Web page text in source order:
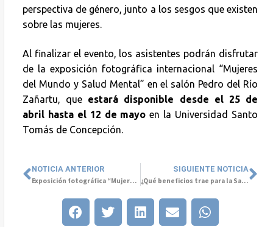
perspectiva de género, junto a los sesgos que existen
sobre las mujeres.
Al finalizar el evento, los asistentes podrán disfrutar
de la exposición fotográfica internacional “Mujeres
del Mundo y Salud Mental” en el salón Pedro del Río
Zañartu, que estará disponible desde el 25 de
abril hasta el 12 de mayoen la Universidad Santo
Tomás de Concepción.
NOTICIA ANTERIOR
Exposición fotográfica “Mujeres del Mundo y Salud Mental” se presenta en el Palacio Tribunales de Concepción
SIGUIENTE NOTICIA
¿Qué beneficios trae para la Salud Mental la reducción de la jornada laboral a 40 horas?